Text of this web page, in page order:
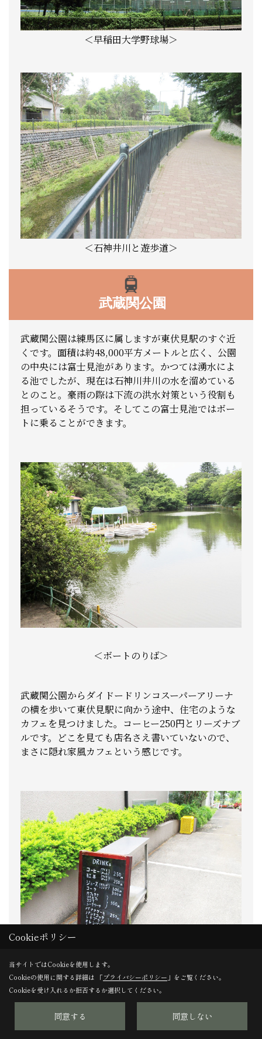
＜早稲田大学野球場＞
＜石神井川と遊歩道＞
武蔵関公園
武蔵関公園は練馬区に属しますが東伏見駅のすぐ近
くです。面積は約48,000平方メートルと広く、公園
の中央には富士見池があります。かつては湧水によ
る池でしたが、現在は石神川井川の水を溜めている
とのこと。豪雨の際は下流の洪水対策という役割も
担っているそうです。そしてこの富士見池ではボー
トに乗ることができます。
＜ボートのりば＞
武蔵関公園からダイドードリンコスーパーアリーナ
の横を歩いて東伏見駅に向かう途中、住宅のような
カフェを見つけました。コーヒー250円とリーズナブ
ルです。どこを見ても店名さえ書いていないので、
まさに隠れ家風カフェという感じです。
＜住宅のようなカフェ発見＞
Cookieポリシー
当サイトではCookieを使用します。
Cookieの使用に関する詳細は 「プライバシーポリシー 」をご覧ください。
Cookieを受け入れるか拒否するか選択してください。
同意する 同意しない